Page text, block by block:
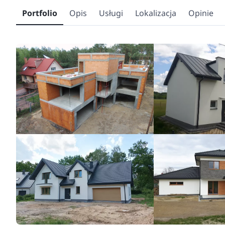
Portfolio Opis Usługi Lokalizacja Opinie